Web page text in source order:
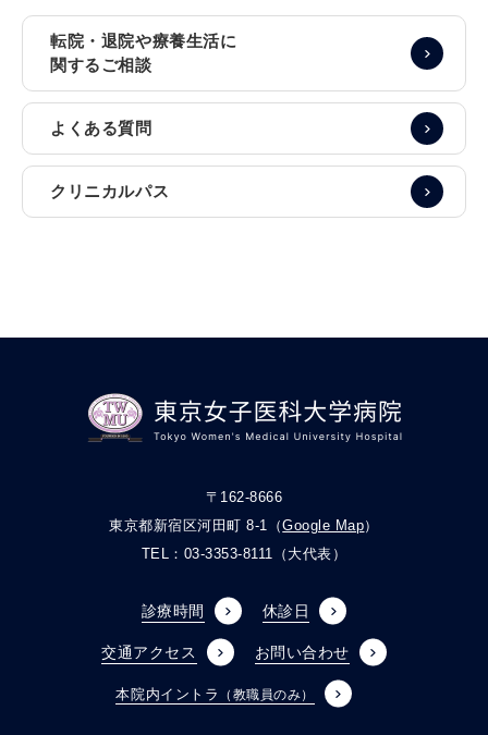
転院・退院や療養生活に
関するご相談
よくある質問
クリニカルパス
〒162-8666
東京都新宿区河田町 8-1（Google Map）
TEL： 03-3353-8111 （大代表）
診療時間 休診日
交通アクセス お問い合わせ
本院内イントラ （教職員のみ）